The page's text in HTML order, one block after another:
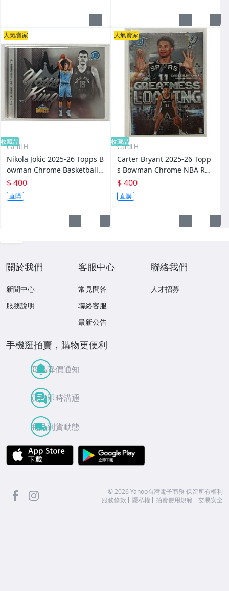
人氣賣家
收藏品
CardLH
Nikola Jokic 2025-26 Topps B
owman Chrome Basketball Y
oung Kings 特卡 NBA 丹佛金
塊 球員卡
$ 400
直購
人氣賣家
收藏品
CardLH
Carter Bryant 2025-26 Topp
s Bowman Chrome NBA RC
Loading 特卡 聖安東尼奧馬刺
Spurs 球員卡
$ 400
直購
關於我們
新聞中心
服務說明
客服中心
常見問答
聯絡客服
最新公告
聯絡我們
人才招募
手機逛拍賣，購物更便利
商品降價通知
買賣即時溝通
商品到貨動態
APP Store
facebook ©2026 Yahoo台灣電子商務 保留所有權利
服務條款
隱私權 拍賣使用規範 交易安全